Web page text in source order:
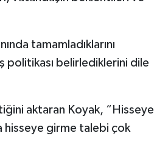
tamamladıklarını
politikası belirlediklerini dile
aktaran Koyak, “Hisseye
hisseye girme talebi çok